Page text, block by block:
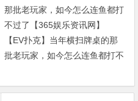
【EV扑克】当年横扫牌桌的那
批老玩家，如今怎么连鱼都打不